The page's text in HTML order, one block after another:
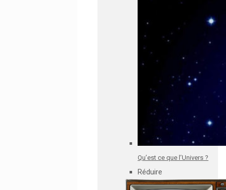
Qu’est ce que l’Univers ?
Réduire